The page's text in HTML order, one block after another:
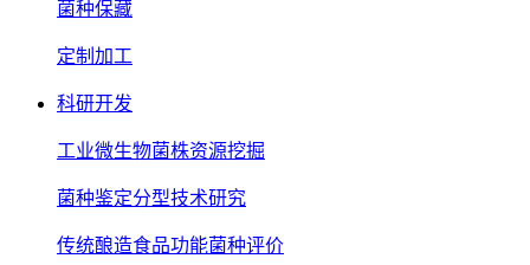
菌种保藏
定制加工
科研开发
工业微生物菌株资源挖掘
菌种鉴定分型技术研究
传统酿造食品功能菌种评价